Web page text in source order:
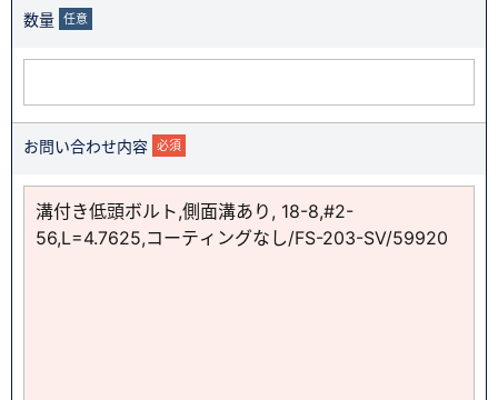
数量 任意
お問い合わせ内容 必須